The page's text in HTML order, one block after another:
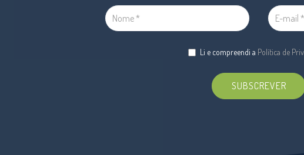
Li e compreendi a Política de
SUBSCREVER